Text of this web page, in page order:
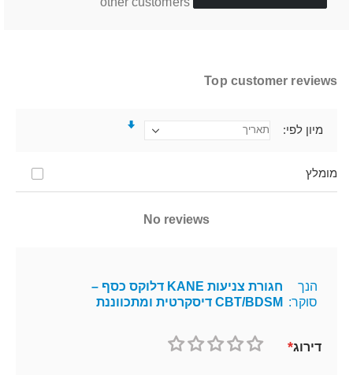
Top customer reviews
מומלץ
מיון לפי
No reviews
הנך
סוקר:
חגורת צניעות KANE דלוקס כסף –
CBT/BDSM דיסקרטית ומתכווננת
דירוג